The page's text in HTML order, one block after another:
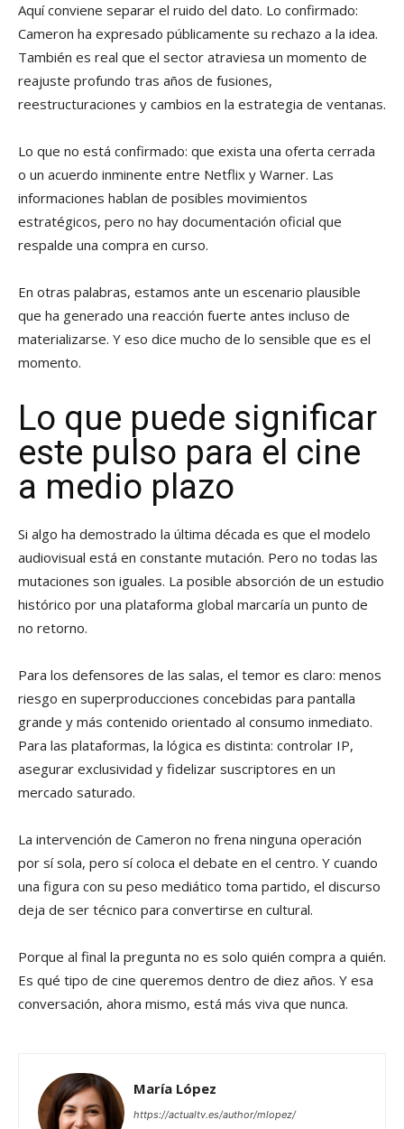
Aquí conviene separar el ruido del dato. Lo confirmado:
Cameron ha expresado públicamente su rechazo a la idea.
También es real que el sector atraviesa un momento de
reajuste profundo tras años de fusiones,
reestructuraciones y cambios en la estrategia de ventanas.
Lo que no está confirmado: que exista una oferta cerrada
o un acuerdo inminente entre Netflix y Warner. Las
informaciones hablan de posibles movimientos
estratégicos, pero no hay documentación oficial que
respalde una compra en curso.
En otras palabras, estamos ante un escenario plausible
que ha generado una reacción fuerte antes incluso de
materializarse. Y eso dice mucho de lo sensible que es el
momento.
Lo que puede significar
este pulso para el cine
a medio plazo
Si algo ha demostrado la última década es que el modelo
audiovisual está en constante mutación. Pero no todas las
mutaciones son iguales. La posible absorción de un estudio
histórico por una plataforma global marcaría un punto de
no retorno.
Para los defensores de las salas, el temor es claro: menos
riesgo en superproducciones concebidas para pantalla
grande y más contenido orientado al consumo inmediato.
Para las plataformas, la lógica es distinta: controlar IP,
asegurar exclusividad y fidelizar suscriptores en un
mercado saturado.
La intervención de Cameron no frena ninguna operación
por sí sola, pero sí coloca el debate en el centro. Y cuando
una figura con su peso mediático toma partido, el discurso
deja de ser técnico para convertirse en cultural.
Porque al final la pregunta no es solo quién compra a quién.
Es qué tipo de cine queremos dentro de diez años. Y esa
conversación, ahora mismo, está más viva que nunca.
María López
https://actualtv.es/author/mlopez/